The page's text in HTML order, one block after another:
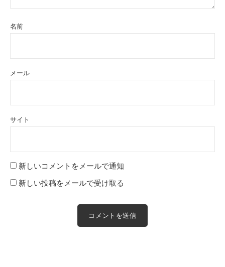
名前
メール
サイト
新しいコメントをメールで通知
新しい投稿をメールで受け取る